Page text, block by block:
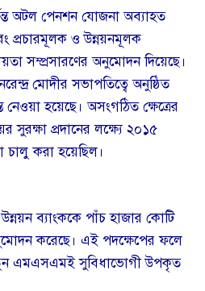
অটল পেনশন যোজনা অব্যাহত
প্রচারমূলক ও উন্নয়নমূলক
সম্প্রসারণের অনুমোদন দিয়েছে।
মোদীর সভাপতিত্বে অনুষ্ঠিত
নেওয়া হয়েছে। অসংগঠিত ক্ষেত্রের
সুরক্ষা প্রদানের লক্ষ্যে ২০১৫
করা হয়েছিল।
উন্নয়ন ব্যাংককে পাঁচ হাজার কোটি
করেছে। এই পদক্ষেপের ফলে
এমএসএমই সুবিধাভোগী উপকৃত